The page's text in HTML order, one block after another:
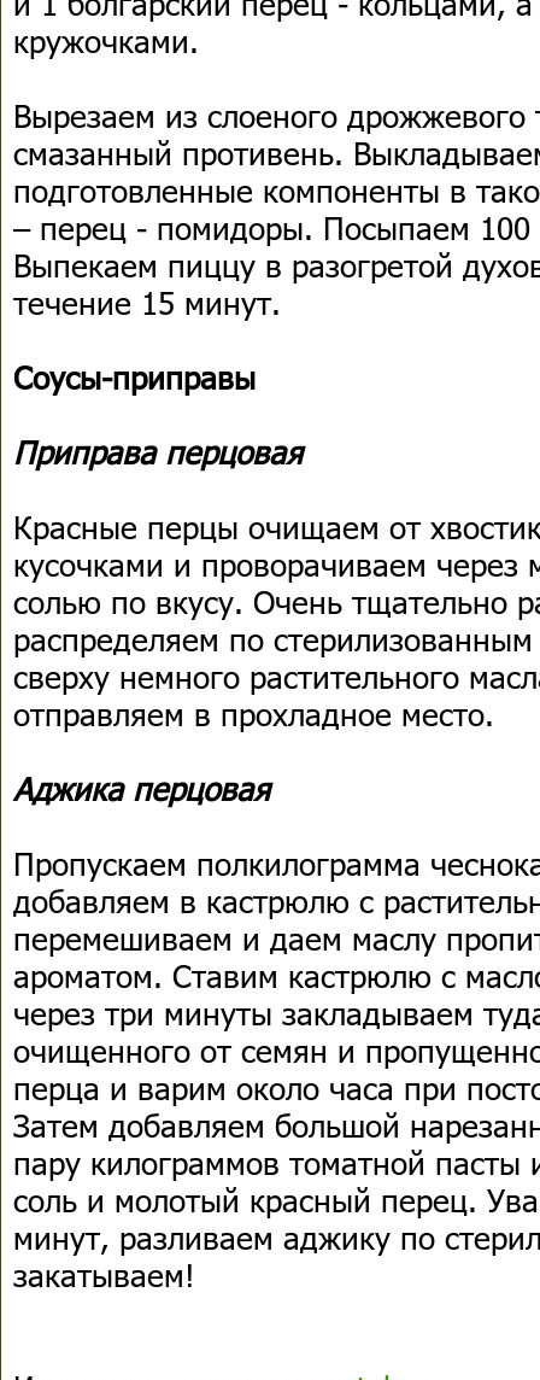
кружочками.
Вырезаем из слоеного дрожжевого
смазанный противень.
подготовленные компоненты в
– перец - помидоры. Посыпаем 100
Выпекаем пиццу в разогретой
течение 15 минут.
Соусы-приправы
Приправа перцовая
Красные перцы очищаем от
кусочками и проворачиваем через
солью по вкусу. Очень тщательно
распределяем по
сверху немного растительного
отправляем в прохладное место.
Аджика перцовая
Пропускаем полкилограмма
добавляем в кастрюлю с
перемешиваем и даем маслу
ароматом. Ставим кастрюлю с
через три минуты закладываем
очищенного от семян и
перца и варим около часа при
Затем добавляем большой
пару килограммов томатной пасты
соль и молотый красный перец.
минут, разливаем аджику по
закатываем!